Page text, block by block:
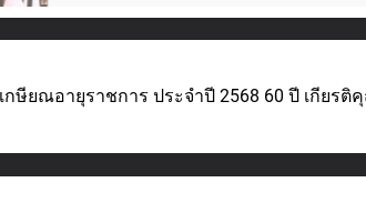
ยณอายุราชการ ประจำปี 2568 60 ปี เกียร